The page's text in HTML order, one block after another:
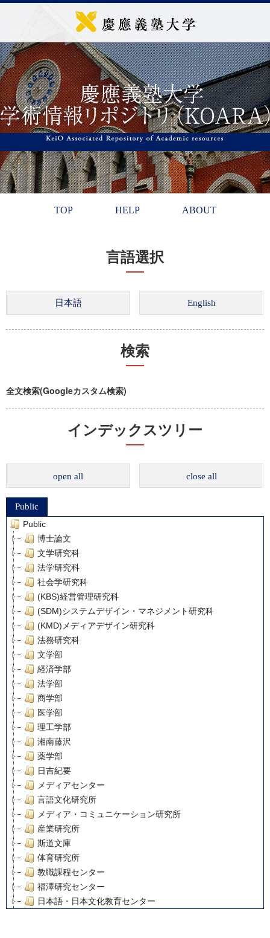
TOP HELP ABOUT
言語選択
検索
全文検索(Googleカスタム検索)
インデックスツリー
open all close all
Public
Public
博士論文
文学研究科
法学研究科
社会学研究科
(KBS)経営管理研究科
(SDM)システムデザイン・マネジメント研究科
(KMD)メディアデザイン研究科
法務研究科
文学部
経済学部
法学部
商学部
医学部
理工学部
湘南藤沢
薬学部
日吉紀要
メディアセンター
言語文化研究所
メディア・コミュニケーション研究所
産業研究所
斯道文庫
体育研究所
教職課程センター
福澤研究センター
日本語・日本文化教育センター